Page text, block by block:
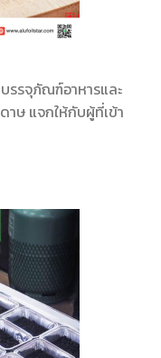
รรจุภัณฑ์อาหารและ
าษ แจกให้กับผู้ที่เข้า